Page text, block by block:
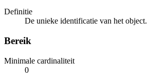
Definitie
De unieke identificatie van het object.
Bereik
Minimale cardinaliteit
0